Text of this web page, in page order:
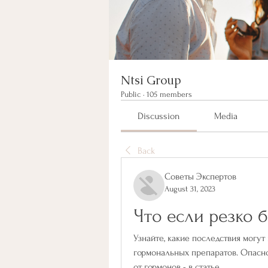
Ntsi Group
Public · 105 members
Discussion Media
Back
Советы Экспертов
August 31, 2023
Что если резко
Узнайте, какие последствия
гормональных препаратов.